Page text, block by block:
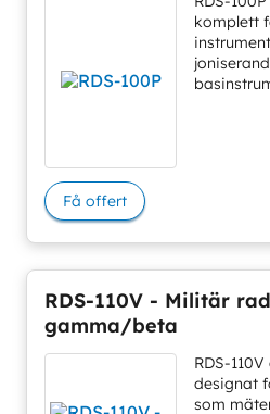
komplett
Få offert
RDS-110V - Militär
gamma/beta
RDS-
designat
som